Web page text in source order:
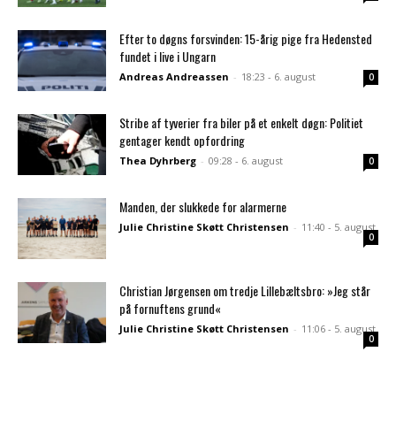
Efter to døgns forsvinden: 15-årig pige fra Hedensted
fundet i live i Ungarn
Andreas Andreassen - 18:23 - 6. august 0
Stribe af tyverier fra biler på et enkelt døgn: Politiet
gentager kendt opfordring
Thea Dyhrberg - 09:28 - 6. august 0
Manden, der slukkede for alarmerne
Julie Christine Skøtt Christensen - 11:40 - 5. august
0
Christian Jørgensen om tredje Lillebæltsbro: »Jeg står
på fornuftens grund«
Julie Christine Skøtt Christensen - 11:06 - 5. august
0